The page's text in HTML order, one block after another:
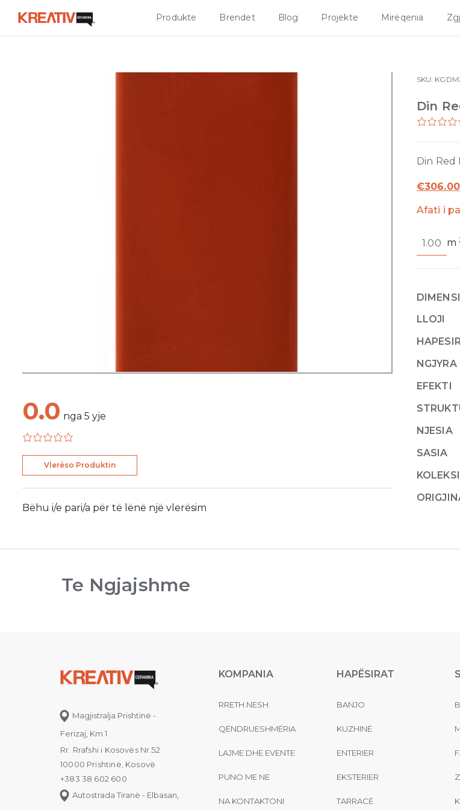
Produkte Brendet Blog Projekte Mirëqenia
0.0 nga 5 yje
Vlerëso Produktin
Bëhu i/e pari/a për të lënë një vlerësim
SKU:
Din
Din Red
€306.00
Afati i
Red
15
quantity
m
LLOJI
NGJYRA
EFEKTI
NJESIA
SASIA
Te Ngjajshme
Magjistralja Prishtinë -
Ferizaj, Km 1
Rr. Rrafshi i Kosovës Nr.52
10000 Prishtinë, Kosovë
+383 38 602 600
Autostrada Tiranë - Elbasan,
KOMPANIA
RRETH NESH
QËNDRUESHMËRIA
LAJME DHE EVENTE
PUNO ME NE
NA KONTAKTONI
HAPËSIRAT
BANJO
KUZHINË
ENTERIER
EKSTERIER
TARRACË